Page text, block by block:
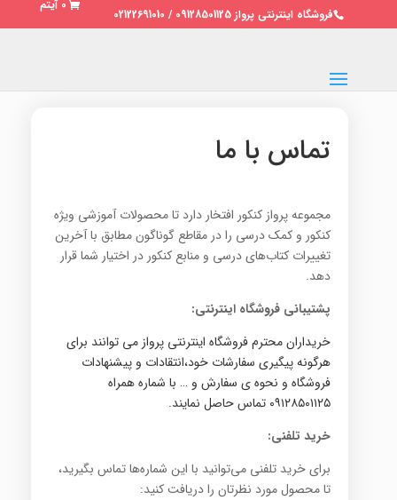
فروشگاه اینترنتی پرواز 09128501125 / 02122691010
0 آیتم
تماس با ما
مجموعه پرواز کنکور افتخار دارد تا محصولات آموزشی ویژه
کنکور و کمک درسی را در مقاطع گوناگون مطابق با آخرین
تغییرات کتاب‌های درسی و منابع کنکور در اختیار شما قرار
دهد.
پشتیبانی فروشگاه اینترنتی:
خریداران محترم فروشگاه اینترنتی پرواز می توانند برای
هرگونه پیگیری سفارشات خود،انتقادات و پیشنهادات
فروشگاه و نحوه ی سفارش و … با شماره همراه
۰۹۱۲۸۵۰۱۱۲۵ تماس حاصل نمایند.
خرید تلفنی:
برای خرید تلفنی می‌توانید با این شماره‌ها تماس بگیرید،
تا محصول مورد نظرتان را دریافت کنید: